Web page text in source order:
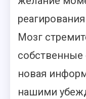
Мозг
новая
нашими